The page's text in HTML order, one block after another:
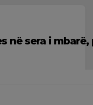
në sera i